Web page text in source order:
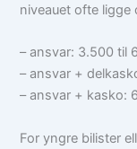
niveauet ofte ligge
– ansvar: 3.500 til
– ansvar +
– ansvar + kasko:
For yngre bilister